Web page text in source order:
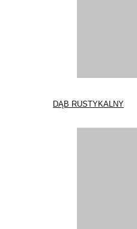
DĄB RUSTYKALNY